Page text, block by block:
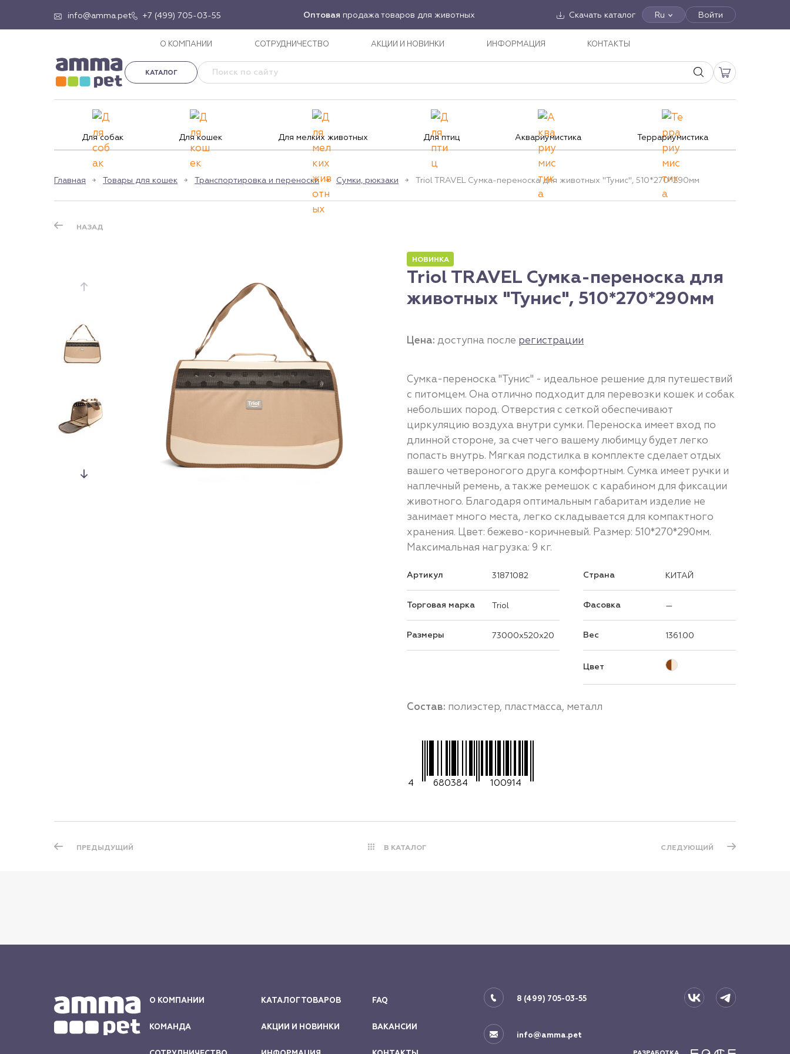
info@amma.pet +7 (499) 705-03-55 Оптовая продажа товаров для животных Скачать каталог Ru Войти
О КОМПАНИИ СОТРУДНИЧЕСТВО АКЦИИ И НОВИНКИ ИНФОРМАЦИЯ КОНТАКТЫ
КАТАЛОГ
Для собак Для кошек Для мелких животных Для птиц Аквариумистика Террариумистика
Главная Товары для кошек Транспортировка и переноски Сумки, рюкзаки Triol TRAVEL Сумка-переноска для животных "Тунис", 510*270*290мм
НАЗАД
НОВИНКА
Triol TRAVEL Сумка-переноска для
животных "Тунис", 510*270*290мм
Цена: доступна после регистрации
Сумка-переноска "Тунис" - идеальное решение для путешествий
с питомцем. Она отлично подходит для перевозки кошек и собак
небольших пород. Отверстия с сеткой обеспечивают
циркуляцию воздуха внутри сумки. Переноска имеет вход по
длинной стороне, за счет чего вашему любимцу будет легко
попасть внутрь. Мягкая подстилка в комплекте сделает отдых
вашего четвероногого друга комфортным. Сумка имеет ручки и
наплечный ремень, а также ремешок с карабином для фиксации
животного. Благодаря оптимальным габаритам изделие не
занимает много места, легко складывается для компактного
хранения. Цвет: бежево-коричневый. Размер: 510*270*290мм.
Максимальная нагрузка: 9 кг.
Артикул 31871082
Торговая марка Triol
Размеры 73000x520x20
Страна КИТАЙ
Фасовка —
Вес 1361.00
Цвет
Состав: полиэстер, пластмасса, металл
4 680384 100914
ПРЕДЫДУЩИЙ В КАТАЛОГ СЛЕДУЮЩИЙ
О КОМПАНИИ
КОМАНДА
КАТАЛОГ ТОВАРОВ
АКЦИИ И НОВИНКИ
FAQ
ВАКАНСИИ
8 (499) 705-03-55
info@amma.pet